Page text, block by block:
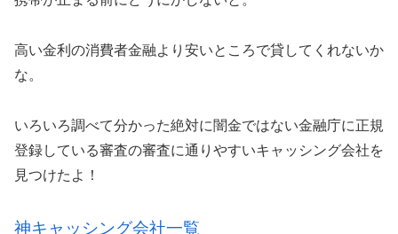
高い金利の消費者金融より安いところで貸してくれないか
な。
いろいろ調べて分かった絶対に闇金ではない金融庁に正規
登録している審査の審査に通りやすいキャッシング会社を
見つけたよ！
神キャッシング会社一覧